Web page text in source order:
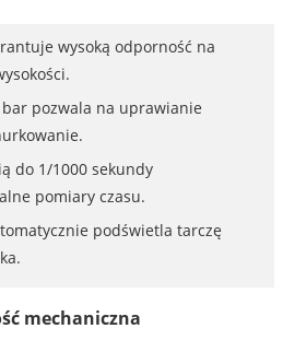
wysoką odporność na
bar pozwala na uprawianie
do 1/1000 sekundy
pomiary czasu.
podświetla tarczę
mechaniczna